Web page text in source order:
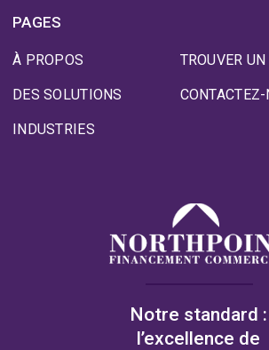
PAGES
À PROPOS
DES SOLUTIONS
INDUSTRIES
TROUVER
CONTACTEZ-
Notre standard :
l’excellence de